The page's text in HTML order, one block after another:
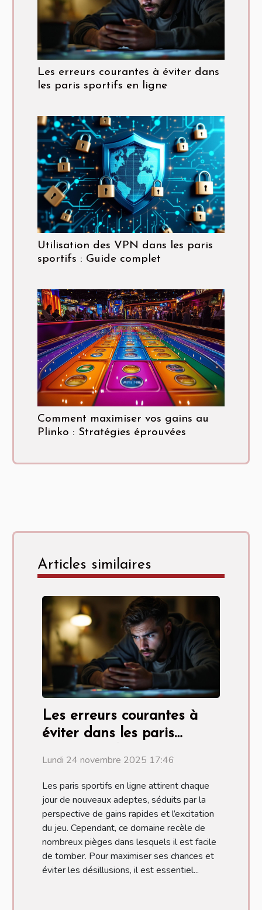
Les erreurs courantes à éviter dans
les paris sportifs en ligne
Utilisation des VPN dans les paris
sportifs : Guide complet
Comment maximiser vos gains au
Plinko : Stratégies éprouvées
Articles similaires
Les erreurs courantes à
éviter dans les paris
Lundi 24 novembre 2025 17:46
Les paris sportifs en ligne attirent chaque
jour de nouveaux adeptes, séduits par la
perspective de gains rapides et l’excitation
du jeu. Cependant, ce domaine recèle de
nombreux pièges dans lesquels il est facile
de tomber. Pour maximiser ses chances et
éviter les désillusions, il est essentiel...